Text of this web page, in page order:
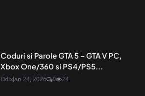
Coduri si Parole GTA 5 – GTA V PC,
Xbox One/360 si PS4/PS5...
OdixJan 24, 2026 0 24